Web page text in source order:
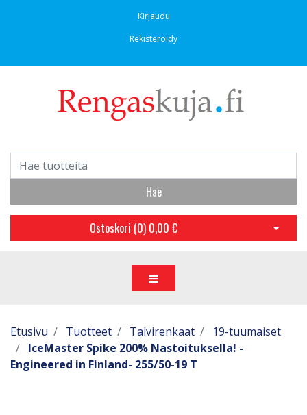
Kirjaudu
Rekisteröidy
Hae
Ostoskori (0) 0,00 € Avaa
Etusivu Tuotteet Talvirenkaat
19-tuumaiset
IceMaster Spike 200% Nastoituksella! -
Engineered in Finland- 255/50-19 T